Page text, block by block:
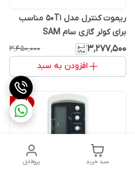
ریموت کنترل مدل 50T1 مناسب
برای کولر گازی سام SAM
۳٬۲۷۷٬۵۰۰ ۳٬۴۵۰٬۰۰۰
افزودن به سبد
%38
پروفایل سبد خرید